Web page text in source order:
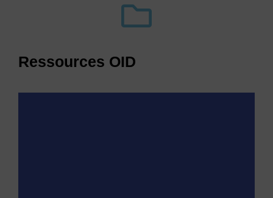
Ressources OID